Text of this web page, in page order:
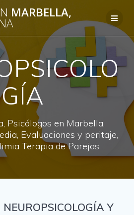
al
MARBELLA,
GÍA
Psicólogos en Marbella,
Evaluaciones y peritaje,
Terapia de Parejas
Y